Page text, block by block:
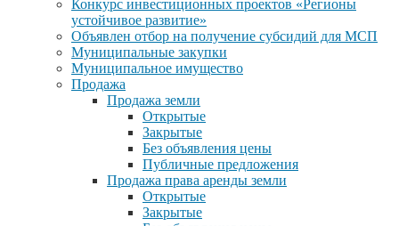
Конкурс инвестиционных проектов «Регионы
устойчивое развитие»
Объявлен отбор на получение субсидий для МСП
Муниципальные закупки
Муниципальное имущество
Продажа
Продажа земли
Открытые
Закрытые
Без объявления цены
Публичные предложения
Продажа права аренды земли
Открытые
Закрытые